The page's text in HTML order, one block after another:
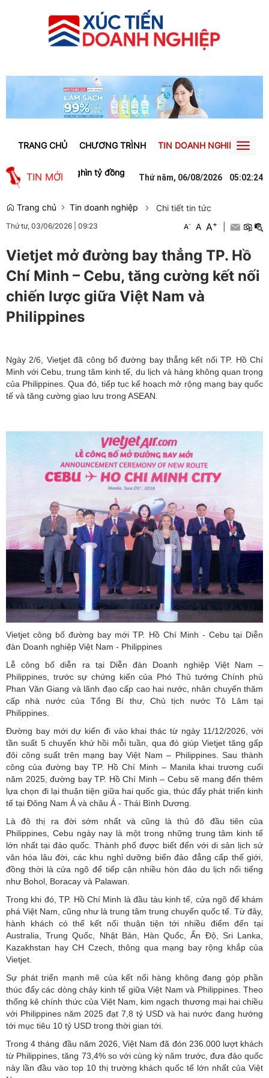
TRANG CHỦ CHƯƠNG TRÌNH TIN DOANH NGHIỆP Toggle
TIN MỚI
hàng nghìn tỷ đồng khoản phải thu từ Bamboo Airways
Thứ năm, 06/08/2026 05:02:24
Trang chủ Tin doanh nghiệp Chi tiết tin tức
Thứ tư, 03/06/2026 09:23 A- A A+
Vietjet mở đường bay thẳng TP. Hồ
Chí Minh – Cebu, tăng cường kết nối
chiến lược giữa Việt Nam và
Philippines
Ngày 2/6, Vietjet đã công bố đường bay thẳng kết nối TP. Hồ Chí
Minh với Cebu, trung tâm kinh tế, du lịch và hàng không quan trọng
của Philippines. Qua đó, tiếp tục kế hoạch mở rộng mạng bay quốc
tế và tăng cường giao lưu trong ASEAN.
Vietjet công bố đường bay mới TP. Hồ Chí Minh - Cebu tại Diễn
đàn Doanh nghiệp Việt Nam - Philippines
Lễ công bố diễn ra tại Diễn đàn Doanh nghiệp Việt Nam –
Philippines, trước sự chứng kiến của Phó Thủ tướng Chính phủ
Phan Văn Giang và lãnh đạo cấp cao hai nước, nhân chuyến thăm
cấp nhà nước của Tổng Bí thư, Chủ tịch nước Tô Lâm tại
Philippines.
Đường bay mới dự kiến đi vào khai thác từ ngày 11/12/2026, với
tần suất 5 chuyến khứ hồi mỗi tuần, qua đó giúp Vietjet tăng gấp
đôi công suất trên mạng bay Việt Nam – Philippines. Sau thành
công của đường bay TP. Hồ Chí Minh – Manila khai trương cuối
năm 2025, đường bay TP. Hồ Chí Minh – Cebu sẽ mang đến thêm
lựa chọn đi lại thuận tiện giữa hai quốc gia, thúc đẩy phát triển kinh
tế tại Đông Nam Á và châu Á - Thái Bình Dương.
Là đô thị ra đời sớm nhất và cũng là thủ đô đầu tiên của
Philippines, Cebu ngày nay là một trong những trung tâm kinh tế
lớn nhất tại đảo quốc. Thành phố được biết đến với di sản lịch sử
văn hóa lâu đời, các khu nghỉ dưỡng biển đảo đẳng cấp thế giới,
đồng thời là cửa ngõ để tiếp cận nhiều hòn đảo du lịch nổi tiếng
như Bohol, Boracay và Palawan.
Trong khi đó, TP. Hồ Chí Minh là đầu tàu kinh tế, cửa ngõ để khám
phá Việt Nam, cũng như là trung tâm trung chuyển quốc tế. Từ đây,
hành khách có thể kết nối thuận tiện tới nhiều điểm đến tại
Australia, Trung Quốc, Nhật Bản, Hàn Quốc, Ấn Độ, Sri Lanka,
Kazakhstan hay CH Czech, thông qua mạng bay rộng khắp của
Vietjet.
Sự phát triển mạnh mẽ của kết nối hàng không đang góp phần
thúc đẩy các dòng chảy kinh tế giữa Việt Nam và Philippines. Theo
thống kê chính thức của Việt Nam, kim ngạch thương mại hai chiều
với Philippines năm 2025 đạt 7,8 tỷ USD và hai nước đang hướng
tới mục tiêu 10 tỷ USD trong thời gian tới.
Trong 4 tháng đầu năm 2026, Việt Nam đã đón 236.000 lượt khách
từ Philippines, tăng 73,4% so với cùng kỳ năm trước, đưa đảo quốc
này lần đầu vào top 10 thị trường khách quốc tế lớn nhất của Việt